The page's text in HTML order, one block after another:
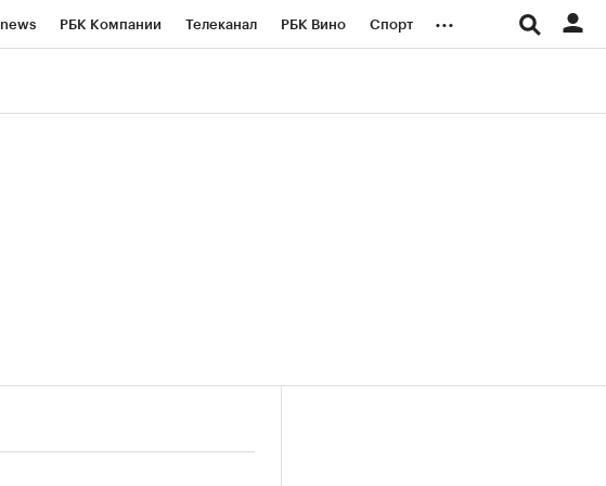
РБК Компании Телеканал РБК Вино Спорт ...